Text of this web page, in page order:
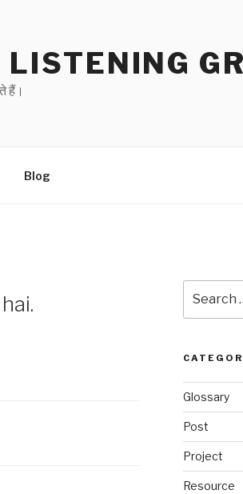
हैं।
Blog
for:
Glossary
Post
Project
Resource